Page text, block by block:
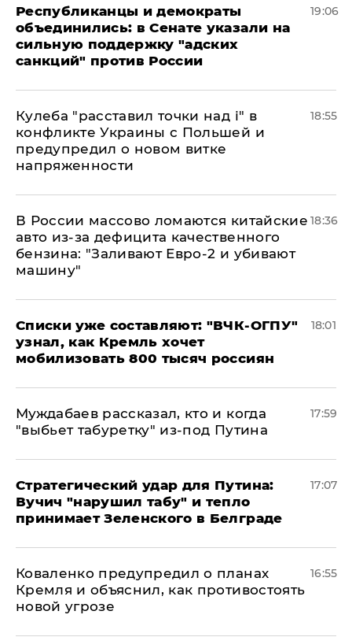
Республиканцы и демократы
объединились: в Сенате указали на
сильную поддержку "адских
санкций" против России
19:06
Кулеба "расставил точки над і" в
конфликте Украины с Польшей и
предупредил о новом витке
напряженности
18:55
В России массово ломаются китайские
авто из-за дефицита качественного
бензина: "Заливают Евро-2 и убивают
машину"
18:36
Списки уже составляют: "ВЧК-ОГПУ"
узнал, как Кремль хочет
мобилизовать 800 тысяч россиян
18:01
Муждабаев рассказал, кто и когда
"выбьет табуретку" из-под Путина
17:59
Стратегический удар для Путина:
Вучич "нарушил табу" и тепло
принимает Зеленского в Белграде
17:07
Коваленко предупредил о планах
Кремля и объяснил, как противостоять
новой угрозе
16:55